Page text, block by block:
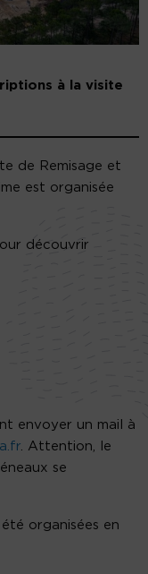
à la visite
de Remisage et
est organisée
découvrir
envoyer un mail à
. Attention, le
se
organisées en